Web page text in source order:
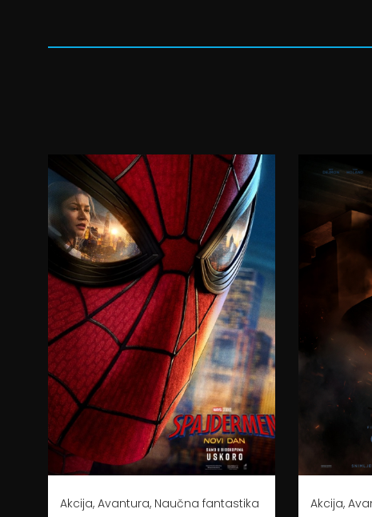
17:30
06.08.2026.
07.08.2026.
08.08.2026.
09.08.2026.
10.08.2026.
11.08.2026.
12.08.2026.
15:00 08.08.2026.
Akcija, Avantura, Naučna fantastika
20:00